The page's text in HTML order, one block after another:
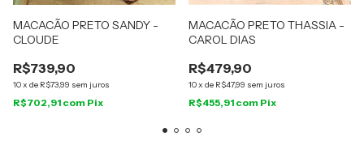
MACACÃO PRETO SANDY -
CLOUDE
R$739,90
10x de R$73,99 sem juros
R$702,91 com Pix
MACACÃO PRETO THASSIA -
CAROL DIAS
R$479,90
10x de R$47,99 sem juros
R$455,91 com Pix